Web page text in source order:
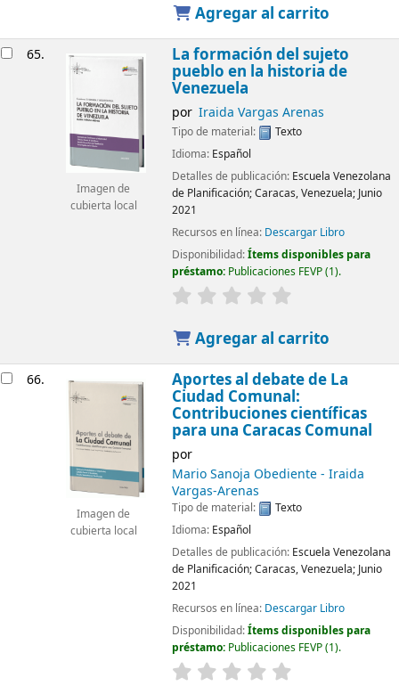
Agregar al carrito
65.
Imagen de
cubierta local
La formación del sujeto
pueblo en la historia de
Venezuela
por Iraida Vargas Arenas
Tipo de material:
Texto
Idioma: Español
Detalles de publicación: Escuela Venezolana
de Planificación;Caracas, Venezuela; Junio
2021
Recursos en línea: Descargar Libro
Disponibilidad:Ítems disponibles para
préstamo: Publicaciones FEVP(1).
Agregar al carrito
66.
Imagen de
cubierta local
Aportes al debate de La
Ciudad Comunal:
Contribuciones científicas
para una Caracas Comunal
por
Mario Sanoja Obediente - Iraida
Vargas-Arenas
Tipo de material:
Texto
Idioma: Español
Detalles de publicación: Escuela Venezolana
de Planificación;Caracas, Venezuela; Junio
2021
Recursos en línea: Descargar Libro
Disponibilidad:Ítems disponibles para
préstamo: Publicaciones FEVP(1).